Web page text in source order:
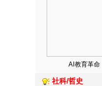
AI教育革命
社科/哲史